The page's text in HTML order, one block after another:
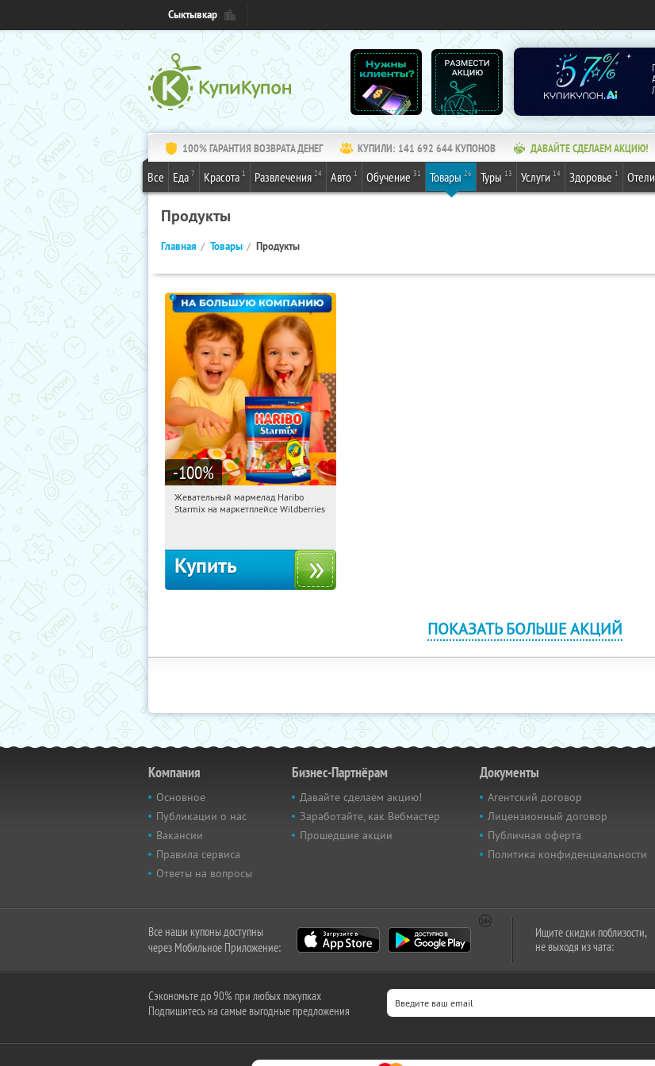
Сыктывкар
100% ГАРАНТИЯ ВОЗВРАТА ДЕНЕГ КУПИЛИ: 141 692 645КУПОНОВ ДАВАЙТЕ СДЕЛАЕМ АКЦИЮ!
Все Еда 7 Красота 1 Развлечения 24 Авто 1 Обучение 31 Товары 26 Туры 13 Услуги 14 Здоровье 1 Отели
Продукты
Главная Товары Продукты
-100%
15:46:44 Получили:
Жевательный мармелад Haribo
Starmix на маркетплейсе Wildberries
Купить
ПОКАЗАТЬ БОЛЬШЕ АКЦИЙ
Компания
Основное
Публикации о нас
Вакансии
Правила сервиса
Ответы на вопросы
Бизнес-Партнёрам
Давайте сделаем акцию!
Заработайте, как Вебмастер
Прошедшие акции
Документы
Агентский договор
Лицензионный договор
Публичная оферта
Политика конфиденциальности
Все наши купоны доступны
через Мобильное Приложение:
Ищите скидки поблизости,
не выходя из чата:
Сэкономьте до 90% при любых покупках
Подпишитесь на самые выгодные предложения